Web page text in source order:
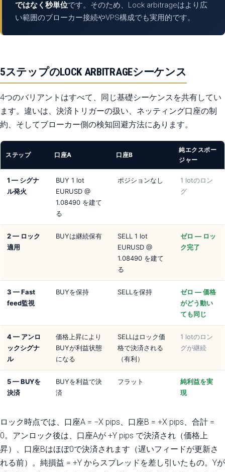
ではなく秒単位です。そのため、Lock arbitrageはより広
い範囲のブローカー接続やVPS構成でも実用的です。
5ステップのLOCK ARBITRAGEシーケンス
4つのバリアントはすべて、同じ基礎シーケンスを共有してい
ます。違いは、決済トリガーの扱い、ネッティング口座の制
約、そしてブローカー側の検知回避方法にあります。
ステップ 口座A 口座B
純エクスポー
ジャー
1 — シグナ
ル発火
BUY 1 lot
EURUSD @
1.08490 を建て
る
ポジションなし
1 lotのロン
グ
2 — ロック
適用
BUYは継続保有
SELL 1 lot
EURUSD @
1.08490 を建て
る
ゼロ — ロッ
ク完了
3 — Fast
feed監視
BUYを保持 SELLを保持
ゼロ — 価格
がどう動い
ても同じ
4 — アンロ
ックシグナ
ル
価格上昇により
BUYが利益状態
になる
SELLはロック価
格で決済される
（有利）
1 lotのロン
グが継続
5 — BUYを
決済
BUYを利益で決
済
フラット
純利益を実
現
ロック時点では、口座A = −X pips、口座B = +X pips、合計 =
0。アンロック後は、口座Aが +Y pips で決済され（価格上
昇）、口座Bはほぼ0で決済されます（遅いフィードが更新さ
れる前）。純損益 = +Y からスプレッドを差し引いたもの。Yが